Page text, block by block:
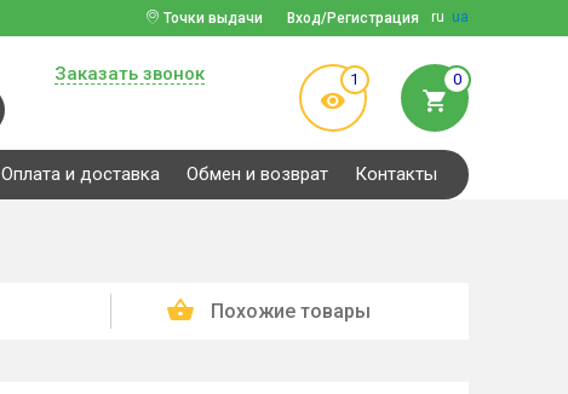
ru ua
Вход/Регистрация
Точки выдачи
Заказать звонок 1 0
Оплата и доставка Обмен и возврат Контакты
Похожие товары